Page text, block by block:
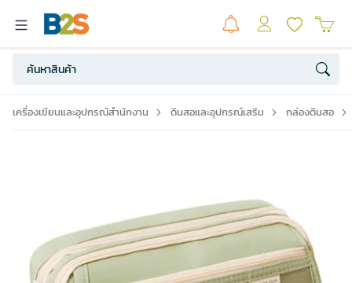
เครื่องเขียนและอุปกรณ์สำนักงาน ดินสอและอุปกรณ์เสริม กล่องดินสอ